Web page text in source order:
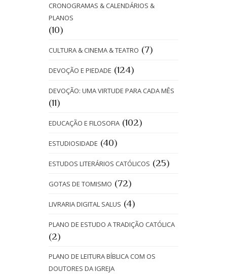
CRONOGRAMAS & CALENDÁRIOS &
PLANOS
(10)
CULTURA & CINEMA & TEATRO (7)
DEVOÇÃO E PIEDADE (124)
DEVOÇÃO: UMA VIRTUDE PARA CADA MÊS
(11)
EDUCAÇÃO E FILOSOFIA (102)
ESTUDIOSIDADE (40)
ESTUDOS LITERÁRIOS CATÓLICOS (25)
GOTAS DE TOMISMO (72)
LIVRARIA DIGITAL SALUS (4)
PLANO DE ESTUDO A TRADIÇÃO CATÓLICA
(2)
PLANO DE LEITURA BÍBLICA COM OS
DOUTORES DA IGREJA